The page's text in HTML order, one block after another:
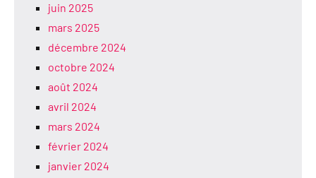
juin 2025
mars 2025
décembre 2024
octobre 2024
août 2024
avril 2024
mars 2024
février 2024
janvier 2024